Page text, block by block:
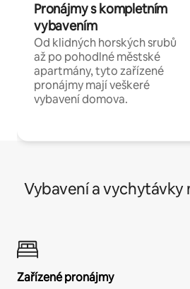
Pronájmy s kompletním
vybavením
Od klidných horských srubů
až po pohodlné městské
apartmány, tyto zařízené
pronájmy mají veškeré
vybavení domova.
Vybavení a vychytávky
Zařízené pronájmy